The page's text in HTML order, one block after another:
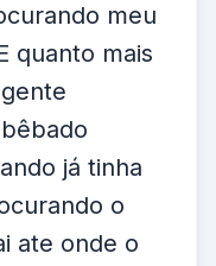
meu
quanto mais
já tinha
o
ate onde o